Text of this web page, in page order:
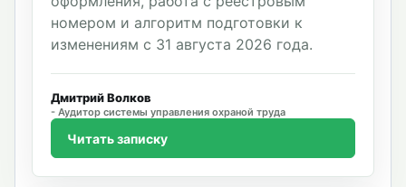
номером и алгоритм подготовки к
изменениям с 31 августа 2026 года.
Дмитрий Волков
Аудитор системы управления охраной труда
Читать записку